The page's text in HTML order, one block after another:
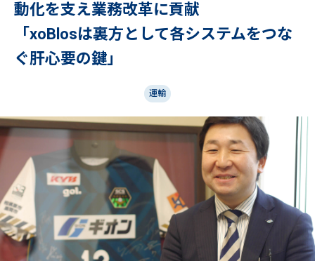
動化を支え業務改革に貢献
「xoBlosは裏方として各システムをつな
ぐ肝心要の鍵」
運輸